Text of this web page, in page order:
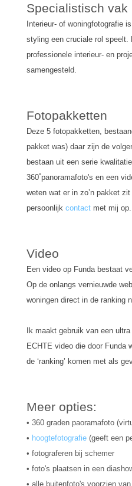
Specialistisch vak
Interieur- of woningfotografie
styling een cruciale rol speelt.
professionele interieur- en
samengesteld.
Fotopakketten
Deze 5 fotopakketten,
pakket was) daar zijn de
bestaan uit een serie
360˚panoramafoto's en een
weten wat er in zo’n pakket
persoonlijk contact met mij op.
Video
Een video op Funda bestaat
Op de onlangs vernieuwde
woningen direct in de ranking
Ik maakt gebruik van een
ECHTE video die door Funda
de ‘ranking’ komen met als
Meer opties:
• 360 graden paoramafoto
• hoogtefotografie (geeft een
• fotograferen bij schemer
• foto's plaatsen in een
• alle buitenfoto's voorzien